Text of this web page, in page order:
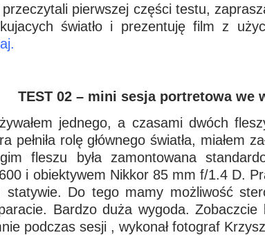
pierwszej części testu,
światło i prezentuję film z
TEST 02 – mini sesja portretowa we
jednego, a czasami dwóch
rolę głównego światła, miałem
fleszu była zamontowana
i obiektywem Nikkor 85 mm f/1.4 D.
statywie. Do tego mamy możliwość
Bardzo duża wygoda.
podczas sesji , wykonał fotograf